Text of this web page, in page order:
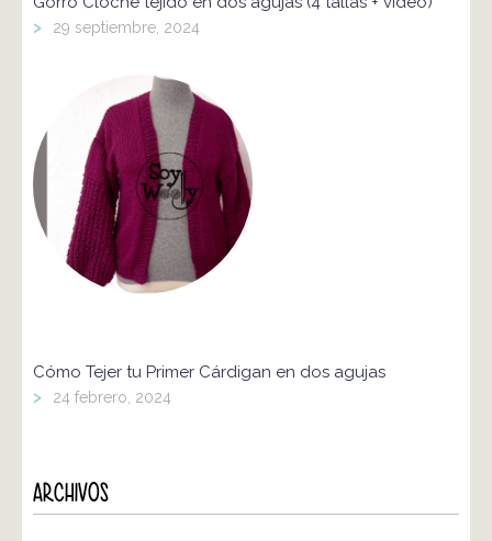
> 29 septiembre, 2024
Cómo Tejer tu Primer Cárdigan en dos agujas
> 24 febrero, 2024
ARCHIVOS